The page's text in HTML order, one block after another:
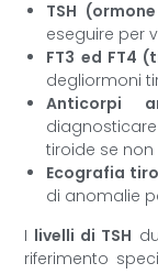
TSH
eseguire per
FT3 ed FT4
degliormoni
Anticorpi
tiroide se
Ecografia
di anomalie
I livelli di TSH
riferimento